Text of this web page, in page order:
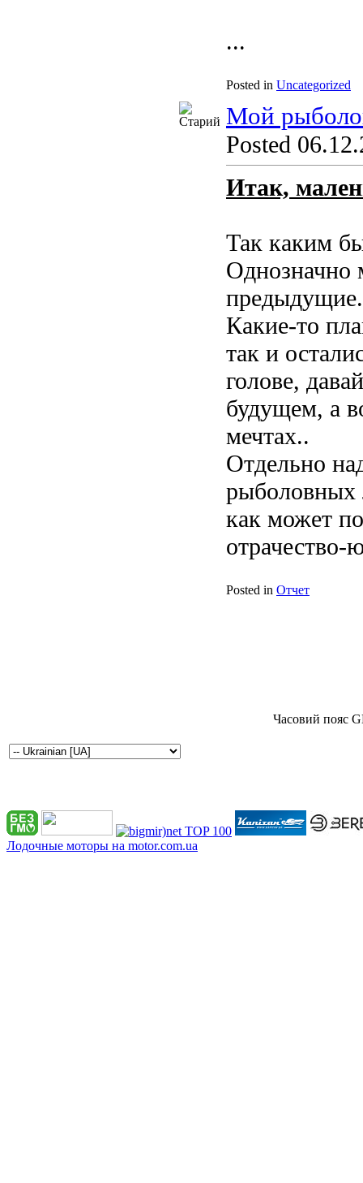
...
Posted in Uncategorized
Мой
Posted
Итак,
Так каким
Однозначно
предыдущие.
Какие-то
так и
голове,
будущем, а
мечтах..
Отдельно
рыболовных
как может
Posted in Отчет
Часовий пояс
Лодочные моторы на motor.com.ua